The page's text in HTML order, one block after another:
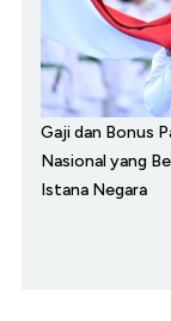
Gaji dan Bonus
Nasional yang
Istana Negara